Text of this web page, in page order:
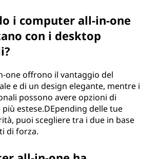
i computer all-in-one
con i desktop
one offrono il vantaggio del
e di un design elegante, mentre i
possono avere opzioni di
estese.DEpending delle tue
puoi scegliere tra i due in base
di forza.